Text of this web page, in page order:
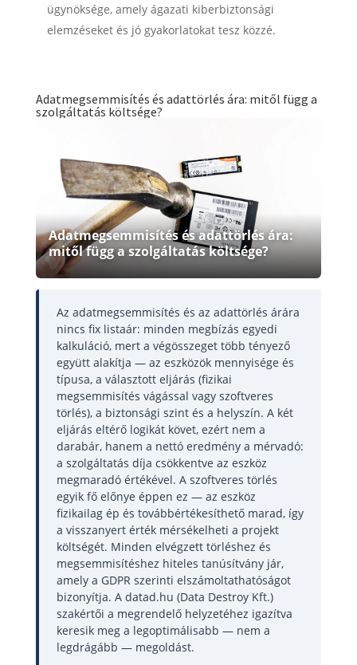
ügynöksége, amely ágazati kiberbiztonsági
elemzéseket és jó gyakorlatokat tesz közzé.
Adatmegsemmisítés és adattörlés ára: mitől függ a
szolgáltatás költsége?
Adatmegsemmisítés és adattörlés ára:
mitől függ a szolgáltatás költsége?
Az adatmegsemmisítés és az adattörlés árára
nincs fix listaár: minden megbízás egyedi
kalkuláció, mert a végösszeget több tényező
együtt alakítja — az eszközök mennyisége és
típusa, a választott eljárás (fizikai
megsemmisítés vágással vagy szoftveres
törlés), a biztonsági szint és a helyszín. A két
eljárás eltérő logikát követ, ezért nem a
darabár, hanem a nettó eredmény a mérvadó:
a szolgáltatás díja csökkentve az eszköz
megmaradó értékével. A szoftveres törlés
egyik fő előnye éppen ez — az eszköz
fizikailag ép és továbbértékesíthető marad, így
a visszanyert érték mérsékelheti a projekt
költségét. Minden elvégzett törléshez és
megsemmisítéshez hiteles tanúsítvány jár,
amely a GDPR szerinti elszámoltathatóságot
bizonyítja. A datad.hu (Data Destroy Kft.)
szakértői a megrendelő helyzetéhez igazítva
keresik meg a legoptimálisabb — nem a
legdrágább — megoldást.